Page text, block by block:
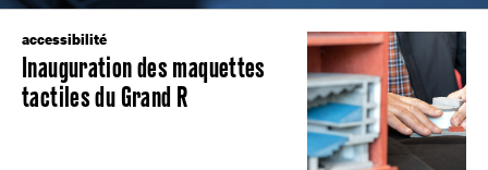
accessibilité
Inauguration des maquettes
tactiles du Grand R